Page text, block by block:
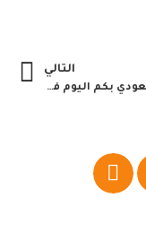
التالي
الريال السعودي بكم اليوم في السودان